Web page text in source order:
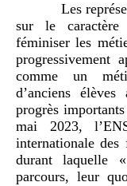
Les
sur le caractère
féminiser les
progressivement
comme un
d’anciens
progrès
mai 2023,
internationale
durant laquelle
parcours, leur